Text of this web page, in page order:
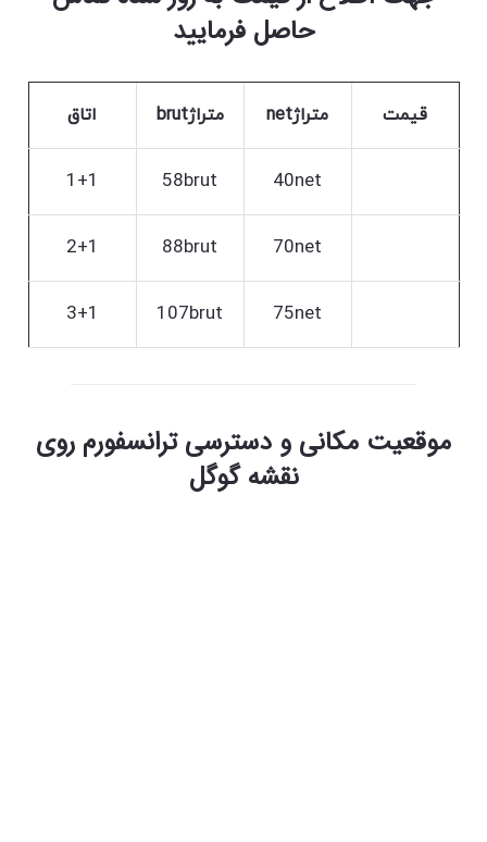
حاصل فرمایید
قیمت متراژnet متراژbrut اتاق
40net
58brut
1+1
70net
88brut
2+1
75net
107brut
3+1
موقعیت مکانی و دسترسی ترانسفورم روی
نقشه گوگل